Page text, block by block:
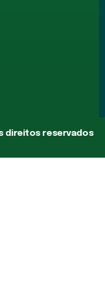
direitos reservados